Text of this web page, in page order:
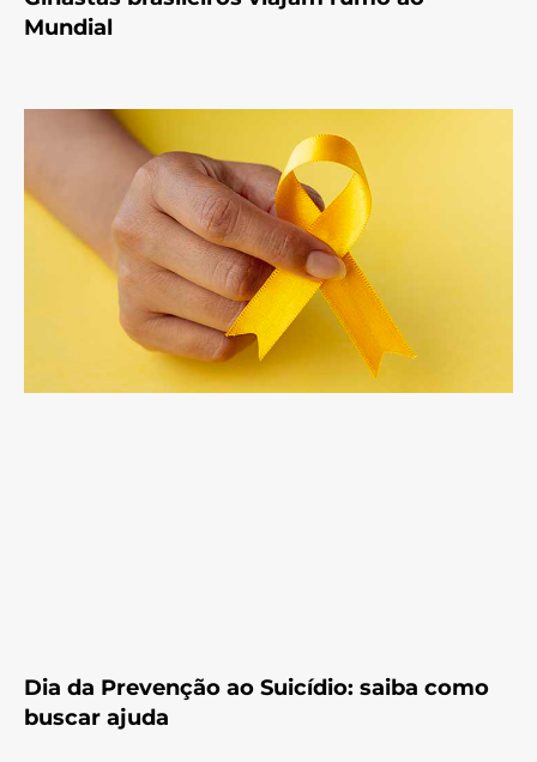
Mundial
Dia da Prevenção ao Suicídio: saiba como
buscar ajuda